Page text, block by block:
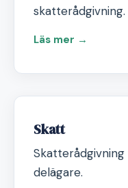
skatterådgivning.
Läs mer →
Skatt
delägare.